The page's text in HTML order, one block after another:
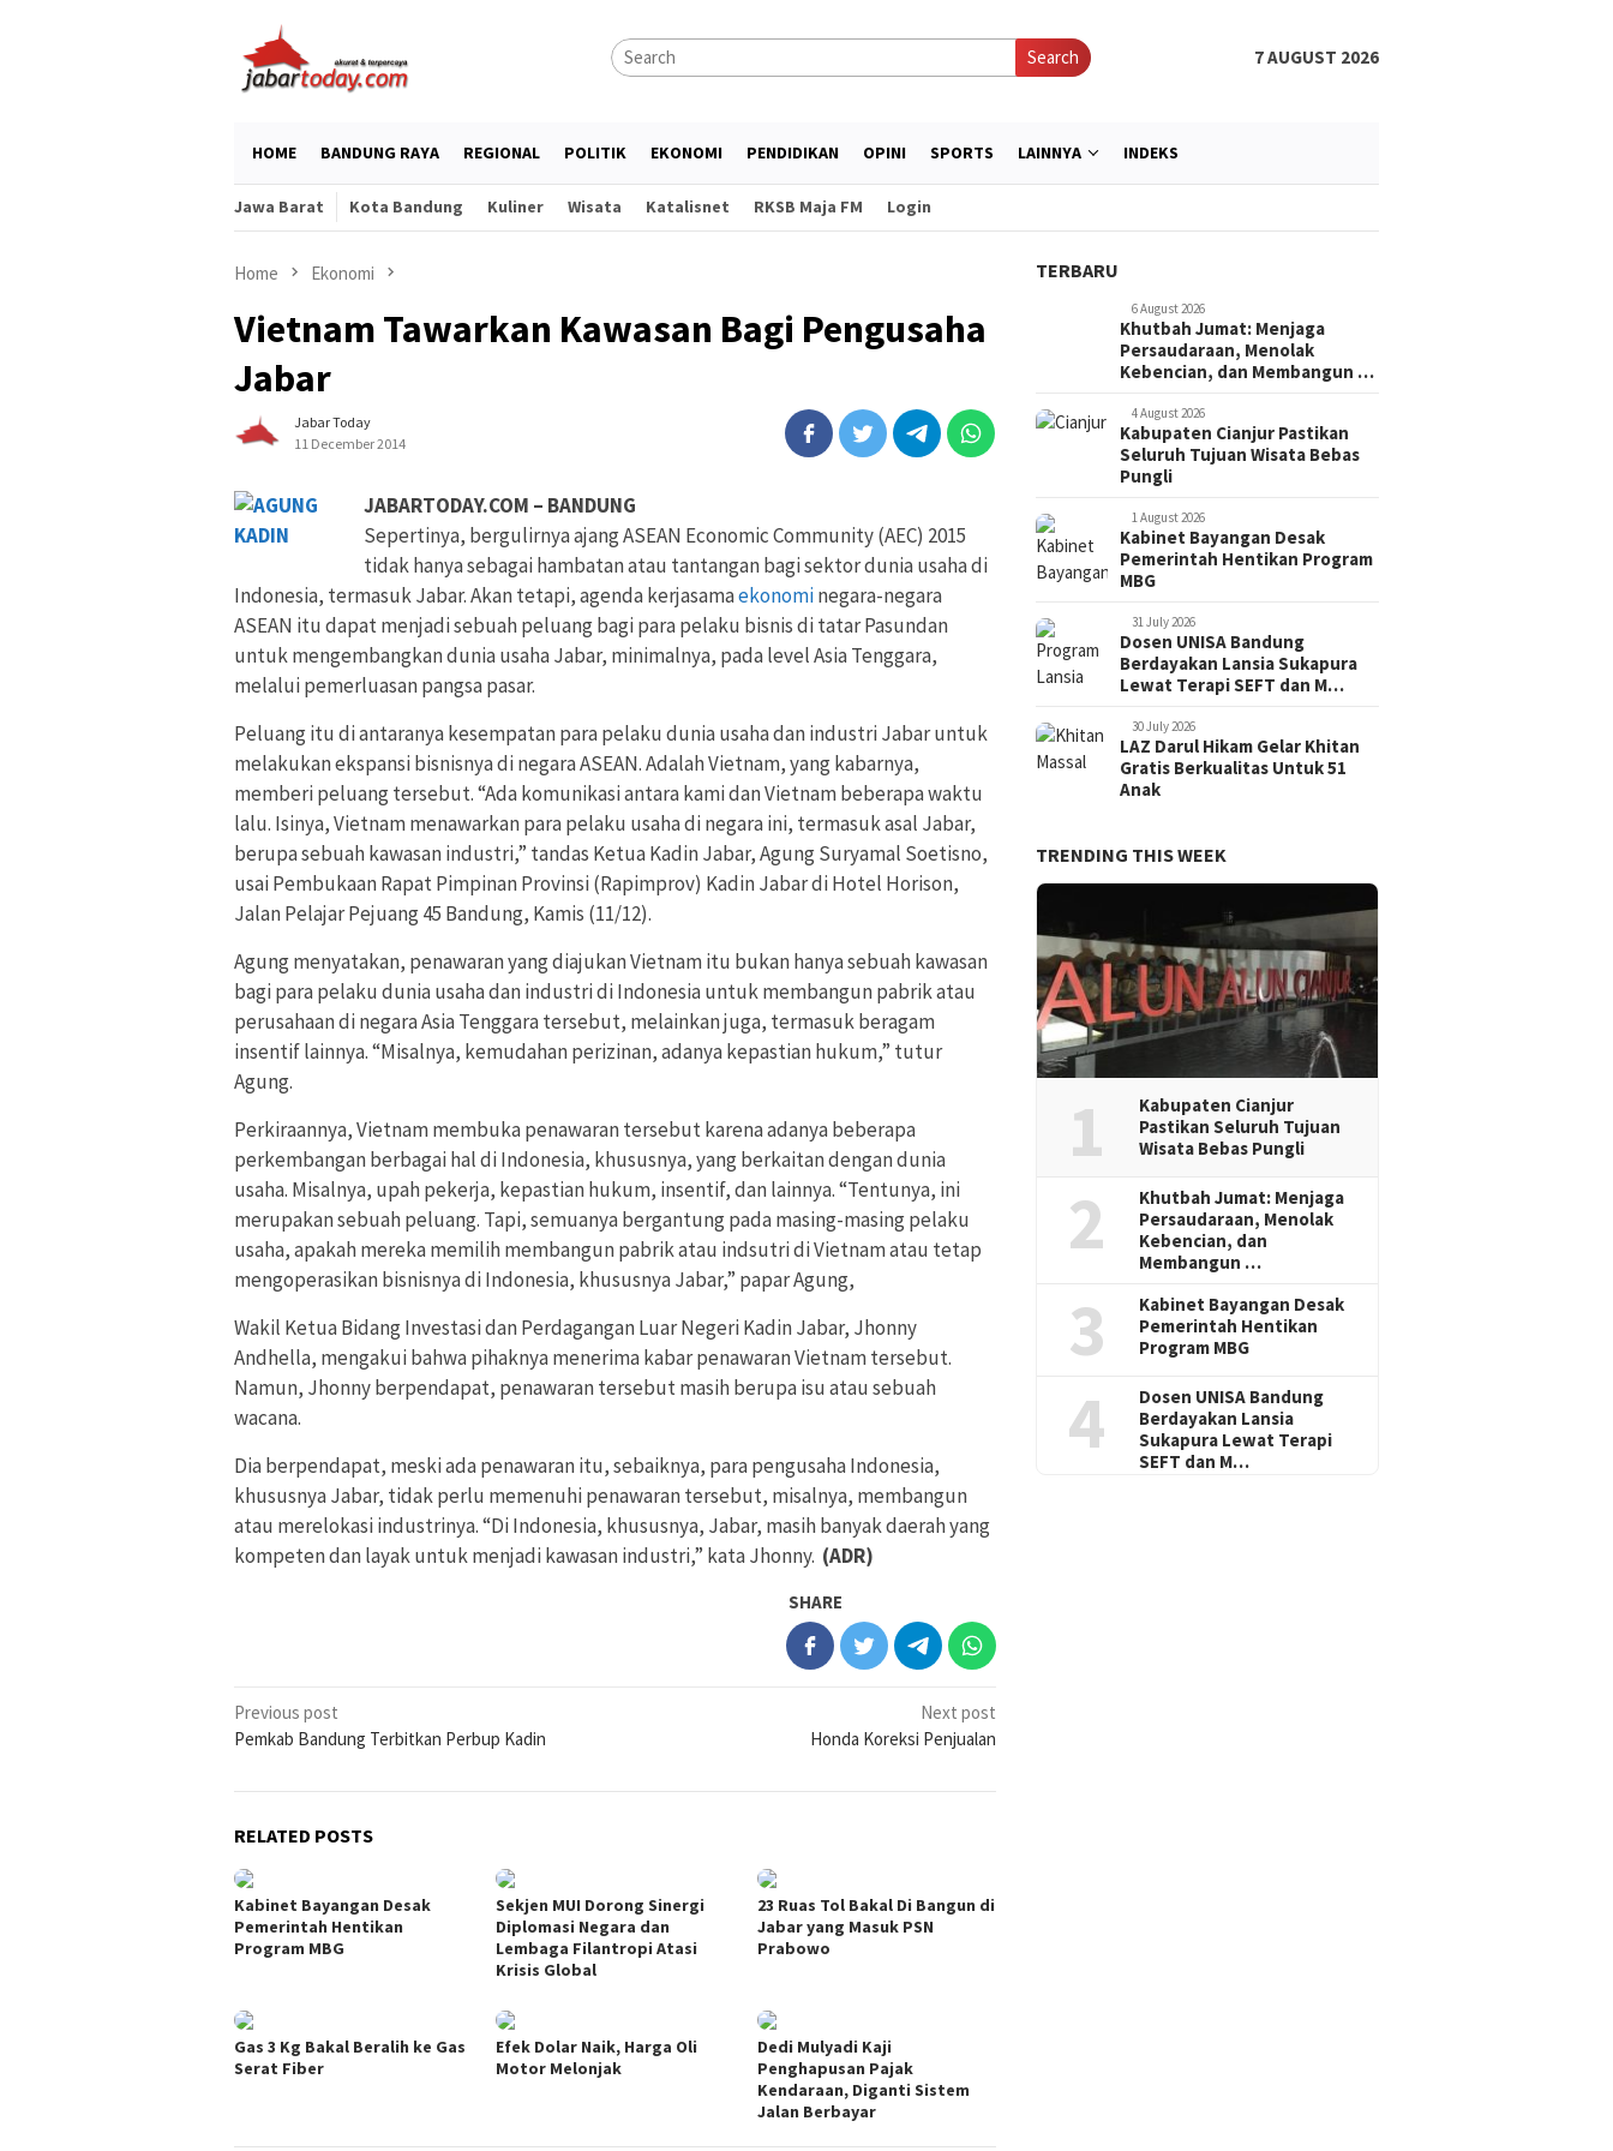
Search 7 AUGUST 2026
HOME BANDUNG RAYA REGIONAL POLITIK EKONOMI PENDIDIKAN OPINI SPORTS LAINNYA INDEKS
Jawa Barat Kota Bandung Kuliner Wisata Katalisnet RKSB Maja FM Login
Home Ekonomi
Vietnam Tawarkan Kawasan Bagi Pengusaha
Jabar
Jabar Today
11 December 2014
JABARTODAY.COM – BANDUNG
Sepertinya, bergulirnya ajang ASEAN Economic Community (AEC) 2015
tidak hanya sebagai hambatan atau tantangan bagi sektor dunia usaha di
Indonesia, termasuk Jabar. Akan tetapi, agenda kerjasamaekonominegara-negara
ASEAN itu dapat menjadi sebuah peluang bagi para pelaku bisnis di tatar Pasundan
untuk mengembangkan dunia usaha Jabar, minimalnya, pada level Asia Tenggara,
melalui pemerluasan pangsa pasar.
Peluang itu di antaranya kesempatan para pelaku dunia usaha dan industri Jabar untuk
melakukan ekspansi bisnisnya di negara ASEAN. Adalah Vietnam, yang kabarnya,
memberi peluang tersebut. “Ada komunikasi antara kami dan Vietnam beberapa waktu
lalu. Isinya, Vietnam menawarkan para pelaku usaha di negara ini, termasuk asal Jabar,
berupa sebuah kawasan industri,” tandas Ketua Kadin Jabar, Agung Suryamal Soetisno,
usai Pembukaan Rapat Pimpinan Provinsi (Rapimprov) Kadin Jabar di Hotel Horison,
Jalan Pelajar Pejuang 45 Bandung, Kamis (11/12).
Agung menyatakan, penawaran yang diajukan Vietnam itu bukan hanya sebuah kawasan
bagi para pelaku dunia usaha dan industri di Indonesia untuk membangun pabrik atau
perusahaan di negara Asia Tenggara tersebut, melainkan juga, termasuk beragam
insentif lainnya. “Misalnya, kemudahan perizinan, adanya kepastian hukum,” tutur
Agung.
Perkiraannya, Vietnam membuka penawaran tersebut karena adanya beberapa
perkembangan berbagai hal di Indonesia, khususnya, yang berkaitan dengan dunia
usaha. Misalnya, upah pekerja, kepastian hukum, insentif, dan lainnya. “Tentunya, ini
merupakan sebuah peluang. Tapi, semuanya bergantung pada masing-masing pelaku
usaha, apakah mereka memilih membangun pabrik atau indsutri di Vietnam atau tetap
mengoperasikan bisnisnya di Indonesia, khususnya Jabar,” papar Agung,
Wakil Ketua Bidang Investasi dan Perdagangan Luar Negeri Kadin Jabar, Jhonny
Andhella, mengakui bahwa pihaknya menerima kabar penawaran Vietnam tersebut.
Namun, Jhonny berpendapat, penawaran tersebut masih berupa isu atau sebuah
wacana.
Dia berpendapat, meski ada penawaran itu, sebaiknya, para pengusaha Indonesia,
khususnya Jabar, tidak perlu memenuhi penawaran tersebut, misalnya, membangun
atau merelokasi industrinya. “Di Indonesia, khususnya, Jabar, masih banyak daerah yang
kompeten dan layak untuk menjadi kawasan industri,” kata Jhonny. (ADR)
SHARE
Post
navigation
Previous post
Pemkab Bandung Terbitkan Perbup Kadin
Next post
Honda Koreksi Penjualan
RELATED POSTS
Kabinet Bayangan Desak
Pemerintah Hentikan
Program MBG
Sekjen MUI Dorong Sinergi
Diplomasi Negara dan
Lembaga Filantropi Atasi
Krisis Global
23 Ruas Tol Bakal Di Bangun di
Jabar yang Masuk PSN
Prabowo
Gas 3 Kg Bakal Beralih ke Gas
Serat Fiber
Efek Dolar Naik, Harga Oli
Motor Melonjak
Dedi Mulyadi Kaji
Penghapusan Pajak
Kendaraan, Diganti Sistem
Jalan Berbayar
TERBARU
6 August 2026
Khutbah Jumat: Menjaga
Persaudaraan, Menolak
Kebencian, dan Membangun …
4 August 2026
Kabupaten Cianjur Pastikan
Seluruh Tujuan Wisata Bebas
Pungli
1 August 2026
Kabinet Bayangan Desak
Pemerintah Hentikan Program
MBG
31 July 2026
Dosen UNISA Bandung
Berdayakan Lansia Sukapura
Lewat Terapi SEFT dan M…
30 July 2026
LAZ Darul Hikam Gelar Khitan
Gratis Berkualitas Untuk 51
Anak
TRENDING THIS WEEK
1
Kabupaten Cianjur
Pastikan Seluruh Tujuan
Wisata Bebas Pungli
2
Khutbah Jumat: Menjaga
Persaudaraan, Menolak
Kebencian, dan
Membangun …
3
Kabinet Bayangan Desak
Pemerintah Hentikan
Program MBG
4
Dosen UNISA Bandung
Berdayakan Lansia
Sukapura Lewat Terapi
SEFT dan M…